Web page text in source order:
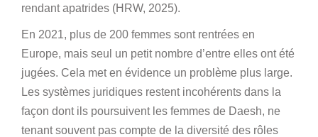
rendant apatrides (HRW, 2025).
En 2021, plus de 200 femmes sont rentrées en
Europe, mais seul un petit nombre d’entre elles ont été
jugées. Cela met en évidence un problème plus large.
Les systèmes juridiques restent incohérents dans la
façon dont ils poursuivent les femmes de Daesh, ne
tenant souvent pas compte de la diversité des rôles